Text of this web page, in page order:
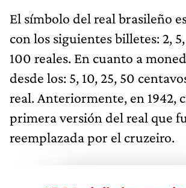
El símbolo del real brasileño
con los siguientes billetes: 2,
100 reales. En cuanto a
desde los: 5, 10, 25, 50
real. Anteriormente, en 1942,
primera versión del real que
reemplazada por el cruzeiro.